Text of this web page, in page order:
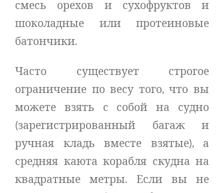
смесь орехов и сухофруктов и
шоколадные или протеиновые
батончики.
Часто существует строгое
ограничение по весу того, что вы
можете взять с собой на судно
(зарегистрированный багаж и
ручная кладь вместе взятые), а
средняя каюта корабля скудна на
квадратные метры. Если вы не